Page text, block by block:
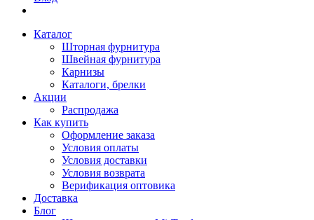
Каталог
Шторная фурнитура
Швейная фурнитура
Карнизы
Каталоги, брелки
Акции
Распродажа
Как купить
Оформление заказа
Условия оплаты
Условия доставки
Условия возврата
Верификация оптовика
Доставка
Блог